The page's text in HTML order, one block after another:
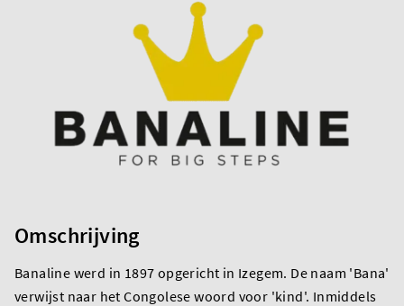
Omschrijving
Banaline werd in 1897 opgericht in Izegem. De naam 'Bana'
verwijst naar het Congolese woord voor 'kind'. Inmiddels